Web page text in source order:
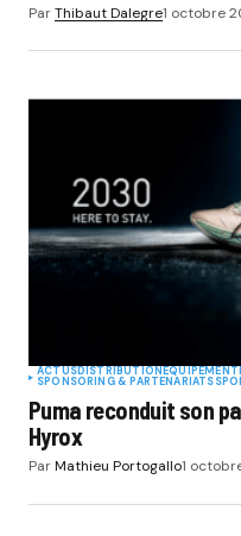
ParThibaut Dalegre1 octobre
ACTUSDISTRIBUTION
SPONSORING & PARTENARIATS
Puma reconduit son
Hyrox
ParMathieu Portogallo1